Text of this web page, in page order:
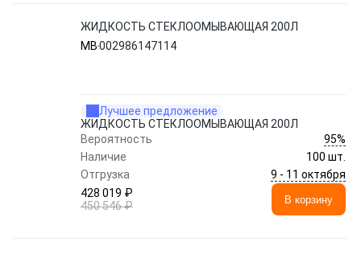
ЖИДКОСТЬ СТЕКЛООМЫВАЮЩАЯ 200Л
MB002986147114
Лучшее предложение
ЖИДКОСТЬ СТЕКЛООМЫВАЮЩАЯ 200Л
Вероятность
95%
Наличие
100 шт.
Отгрузка
9 - 11 октября
428 019 ₽
450 546 ₽
В корзину